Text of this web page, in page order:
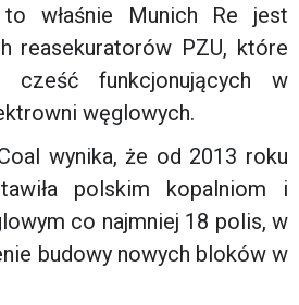
właśnie Munich Re jest
reasekuratorów PZU, które
cześć funkcjonujących w
węglowych.
wynika, że od 2013 roku
polskim kopalniom i
co najmniej 18 polis, w
budowy nowych bloków w